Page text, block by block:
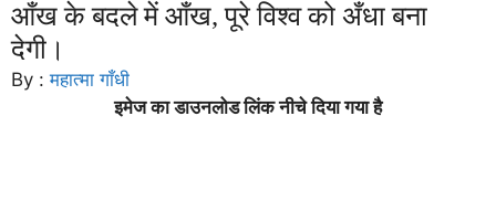
आँख के बदले में आँख, पूरे विश्व को अँधा बना
देगी।
By :महात्मा गाँधी
इमेज का डाउनलोड लिंक नीचे दिया गया है